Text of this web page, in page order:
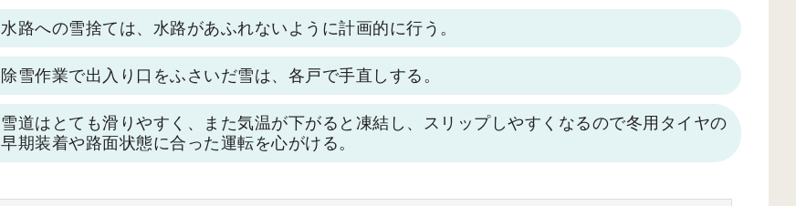
水路への雪捨ては、水路があふれないように計画的に行う。
除雪作業で出入り口をふさいだ雪は、各戸で手直しする。
雪道はとても滑りやすく、また気温が下がると凍結し、スリップしやすくなるので冬用タイヤの
早期装着や路面状態に合った運転を心がける。